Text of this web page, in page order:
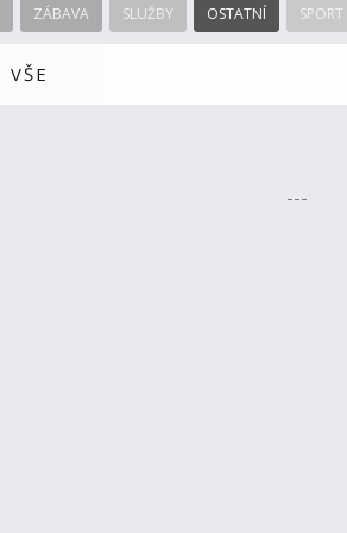
ZÁBAVA SLUŽBY OSTATNÍ SPORT
VŠE
---